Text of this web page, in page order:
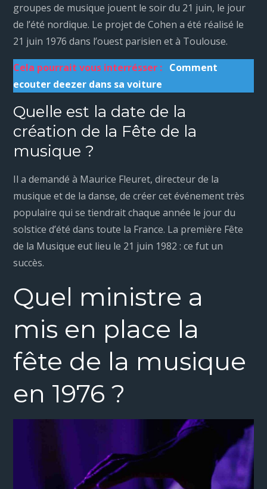
groupes de musique jouent le soir du 21 juin, le jour
de l’été nordique. Le projet de Cohen a été réalisé le
21 juin 1976 dans l’ouest parisien et à Toulouse.
Cela pourrait vous interrésser : Comment
ecouter deezer dans sa voiture
Quelle est la date de la
création de la Fête de la
musique ?
Il a demandé à Maurice Fleuret, directeur de la
musique et de la danse, de créer cet événement très
populaire qui se tiendrait chaque année le jour du
solstice d’été dans toute la France. La première Fête
de la Musique eut lieu le 21 juin 1982 : ce fut un
succès.
Quel ministre a
mis en place la
fête de la musique
en 1976 ?